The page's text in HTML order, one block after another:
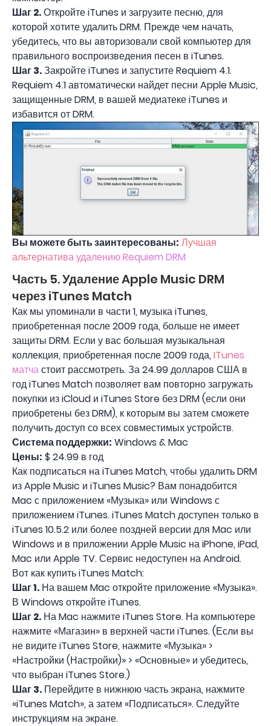
Шаг 2.Откройте iTunes и загрузите песню, для
которой хотите удалить DRM. Прежде чем начать,
убедитесь, что вы авторизовали свой компьютер для
правильного воспроизведения песен в iTunes.
Шаг 3.Закройте iTunes и запустите Requiem 4.1.
Requiem 4.1 автоматически найдет песни Apple Music,
защищенные DRM, в вашей медиатеке iTunes и
избавится от DRM.
Вы можете быть заинтересованы: Лучшая
альтернатива удалению Requiem DRM
Часть 5. Удаление Apple Music DRM
через iTunes Match
Как мы упоминали в части 1, музыка iTunes,
приобретенная после 2009 года, больше не имеет
защиты DRM. Если у вас большая музыкальная
коллекция, приобретенная после 2009 года, ITunes
матчастоит рассмотреть. За 24.99 долларов США в
год iTunes Match позволяет вам повторно загружать
покупки из iCloud и iTunes Store без DRM (если они
приобретены без DRM), к которым вы затем сможете
получить доступ со всех совместимых устройств.
Система поддержки: Windows & Mac
Цены: $ 24.99 в год
Как подписаться на iTunes Match, чтобы удалить DRM
из Apple Music и iTunes Music? Вам понадобится
Mac с приложением «Музыка» или Windows с
приложением iTunes. iTunes Match доступен только в
iTunes 10.5.2 или более поздней версии для Mac или
Windows и в приложении Apple Music на iPhone, iPad,
Mac или Apple TV. Сервис недоступен на Android.
Вот как купить iTunes Match:
Шаг 1. На вашем Mac откройте приложение «Музыка».
В Windows откройте iTunes.
Шаг 2. На Mac нажмите iTunes Store. На компьютере
нажмите «Магазин» в верхней части iTunes. (Если вы
не видите iTunes Store, нажмите «Музыка» >
«Настройки (Настройки)» > «Основные» и убедитесь,
что выбран iTunes Store.)
Шаг 3. Перейдите в нижнюю часть экрана, нажмите
«iTunes Match», а затем «Подписаться». Следуйте
инструкциям на экране.